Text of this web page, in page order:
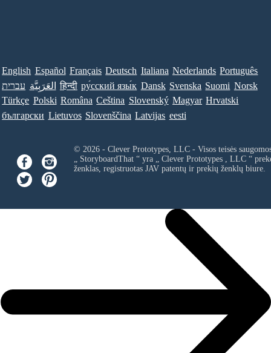
English Español Français Deutsch Italiana Nederlands Português
עברית العَرَبِيَّة हिन्दी ру́сский язы́к Dansk Svenska Suomi Norsk
Türkçe Polski Româna Ceština Slovenský Magyar Hrvatski
български Lietuvos Slovenščina Latvijas eesti
© 2026 - Clever Prototypes, LLC - Visos teisės
„ StoryboardThat “ yra „ Clever Prototypes , LLC“
ženklas, registruotas JAV patentų ir prekių ženklų biure.